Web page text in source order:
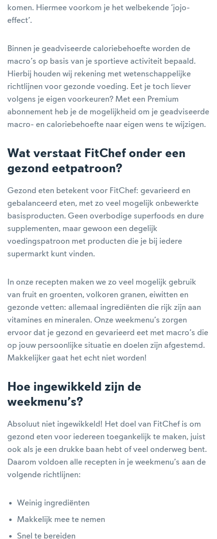
komen. Hiermee voorkom je het welbekende ‘jojo-
effect’.
Binnen je geadviseerde caloriebehoefte worden de
macro’s op basis van je sportieve activiteit bepaald.
Hierbij houden wij rekening met wetenschappelijke
richtlijnen voor gezonde voeding. Eet je toch liever
volgens je eigen voorkeuren? Met een Premium
abonnement heb je de mogelijkheid om je geadviseerde
macro- en caloriebehoefte naar eigen wens te wijzigen.
Wat verstaat FitChef onder een
gezond eetpatroon?
Gezond eten betekent voor FitChef: gevarieerd en
gebalanceerd eten, met zo veel mogelijk onbewerkte
basisproducten. Geen overbodige superfoods en dure
supplementen, maar gewoon een degelijk
voedingspatroon met producten die je bij iedere
supermarkt kunt vinden.
In onze recepten maken we zo veel mogelijk gebruik
van fruit en groenten, volkoren granen, eiwitten en
gezonde vetten: allemaal ingrediënten die rijk zijn aan
vitamines en mineralen. Onze weekmenu’s zorgen
ervoor dat je gezond en gevarieerd eet met macro’s die
op jouw persoonlijke situatie en doelen zijn afgestemd.
Makkelijker gaat het echt niet worden!
Hoe ingewikkeld zijn de
weekmenu’s?
Absoluut niet ingewikkeld! Het doel van FitChef is om
gezond eten voor iedereen toegankelijk te maken, juist
ook als je een drukke baan hebt of veel onderweg bent.
Daarom voldoen alle recepten in je weekmenu’s aan de
volgende richtlijnen:
Weinig ingrediënten
Makkelijk mee te nemen
Snel te bereiden